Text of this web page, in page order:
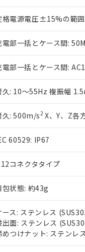
格電源電圧±15%の範
電部一括とケース間:
電部一括とケース間:
久: 10～55Hz 複振幅
久: 500m/s2X、Y、Z各
60529: IP67
コネクタタイプ
包状態: 約43g
ース: ステンレス
出面: ステンレス
めつけナット: ステンレ
いる法
EU RoHS指
※本証明書は
また、RoHS
混在すること
既に当社にて
り割愛してお